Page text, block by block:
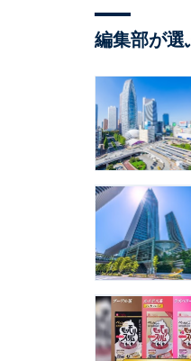
編集部が選